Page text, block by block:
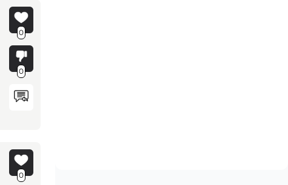
0
0
0